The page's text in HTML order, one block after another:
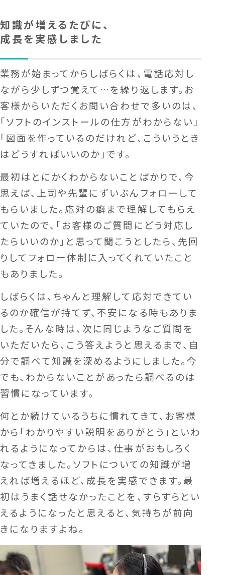
知識が増えるたびに、
成長を実感しました
業務が始まってからしばらくは、電話応対し
ながら少しずつ覚えて…を繰り返します。お
客様からいただくお問い合わせで多いのは、
「ソフトのインストールの仕方がわからない」
「図面を作っているのだけれど、こういうとき
はどうすればいいのか」です。
最初はとにかくわからないことばかりで、今
思えば、上司や先輩にずいぶんフォローして
もらいました。応対の癖まで理解してもらえ
ていたので、「お客様のご質問にどう対応し
たらいいのか」と思って聞こうとしたら、先回
りしてフォロー体制に入ってくれていたこと
もありました。
しばらくは、ちゃんと理解して応対できてい
るのか確信が持てず、不安になる時もありま
した。そんな時は、次に同じようなご質問を
いただいたら、こう答えようと思えるまで、自
分で調べて知識を深めるようにしました。今
でも、わからないことがあったら調べるのは
習慣になっています。
何とか続けているうちに慣れてきて、お客様
から「わかりやすい説明をありがとう」といわ
れるようになってからは、仕事がおもしろく
なってきました。ソフトについての知識が増
えれば増えるほど、成長を実感できます。最
初はうまく話せなかったことを、すらすらとい
えるようになったと思えると、気持ちが前向
きになりますよね。